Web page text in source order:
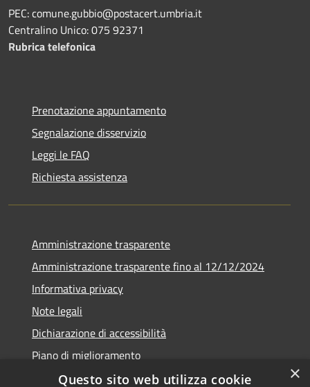
PEC: comune.gubbio@postacert.umbria.it
Centralino Unico: 075 92371
Rubrica telefonica
Prenotazione appuntamento
Segnalazione disservizio
Leggi le FAQ
Richiesta assistenza
Amministrazione trasparente
Amministrazione trasparente fino al 12/12/2024
Informativa privacy
Note legali
Dichiarazione di accessibilità
Piano di miglioramento
×
Questo sito web utilizza cookie